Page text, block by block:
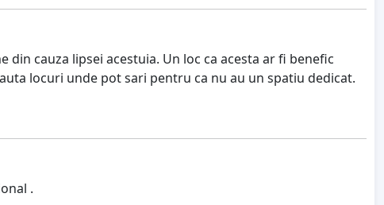
cauza lipsei acestuia. Un loc ca acesta ar fi benefic
locuri unde pot sari pentru ca nu au un spatiu dedicat.
.